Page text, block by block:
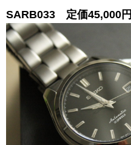
SARB033 定価45,000円